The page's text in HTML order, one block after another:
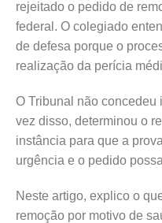
rejeitado o pedido de
federal. O colegiado
de defesa porque o
realização da perícia
O Tribunal não concedeu
vez disso, determinou o
instância para que a
urgência e o pedido
Neste artigo, explico o
remoção por motivo de